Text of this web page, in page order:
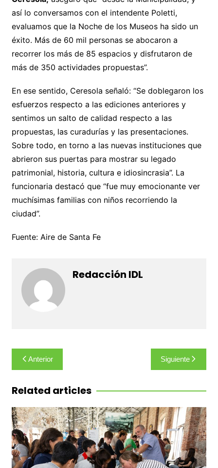
así lo conversamos con el intendente Poletti,
evaluamos que la Noche de los Museos ha sido un
éxito. Más de 60 mil personas se abocaron a
recorrer los más de 85 espacios y disfrutaron de
más de 350 actividades propuestas”.
En ese sentido, Ceresola señaló: “Se doblegaron los
esfuerzos respecto a las ediciones anteriores y
sentimos un salto de calidad respecto a las
propuestas, las curadurías y las presentaciones.
Sobre todo, en torno a las nuevas instituciones que
abrieron sus puertas para mostrar su legado
patrimonial, historia, cultura e idiosincrasia”. La
funcionaria destacó que “fue muy emocionante ver
muchísimas familias con niños recorriendo la
ciudad”.
Fuente: Aire de Santa Fe
Redacción IDL
Navegación
de
entradas
Anterior Siguiente
Related articles